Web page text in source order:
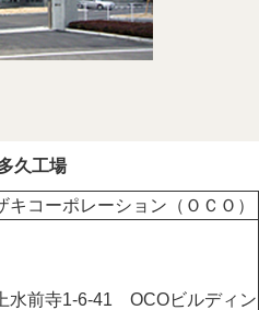
久工場
キコーポレーション（ＯＣＯ）
水前寺1-6-41 OCOビルディン